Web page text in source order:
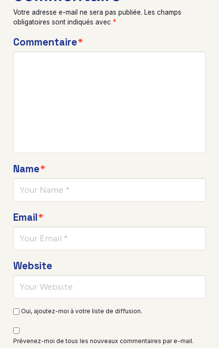
Votre adresse e-mail ne sera pas publiée. Les champs
obligatoires sont indiqués avec *
Commentaire*
Name*
Email*
Website
Oui, ajoutez-moi à votre liste de diffusion.
Prévenez-moi de tous les nouveaux commentaires par e-mail.